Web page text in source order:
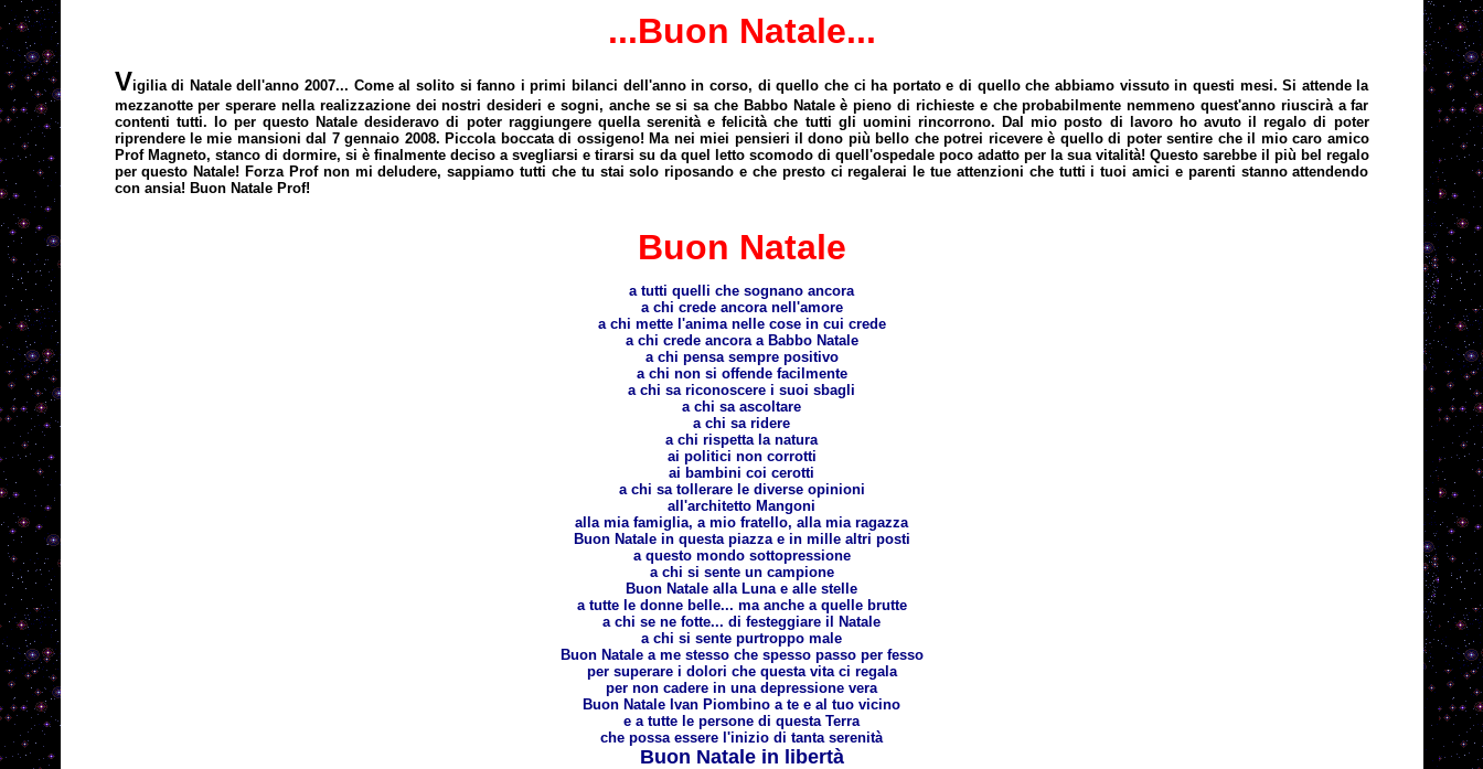
...Buon Natale...
Vigilia di Natale dell'anno 2007... Come al solito si fanno i primi bilanci dell'anno in corso, di quello che ci ha portato e di quello che abbiamo vissuto in questi mesi. Si attende la
mezzanotte per sperare nella realizzazione dei nostri desideri e sogni, anche se si sa che Babbo Natale è pieno di richieste e che probabilmente nemmeno quest'anno riuscirà a far
contenti tutti. Io per questo Natale desideravo di poter raggiungere quella serenità e felicità che tutti gli uomini rincorrono. Dal mio posto di lavoro ho avuto il regalo di poter
riprendere le mie mansioni dal 7 gennaio 2008. Piccola boccata di ossigeno! Ma nei miei pensieri il dono più bello che potrei ricevere è quello di poter sentire che il mio caro amico
Prof Magneto, stanco di dormire, si è finalmente deciso a svegliarsi e tirarsi su da quel letto scomodo di quell'ospedale poco adatto per la sua vitalità! Questo sarebbe il più bel regalo
per questo Natale! Forza Prof non mi deludere, sappiamo tutti che tu stai solo riposando e che presto ci regalerai le tue attenzioni che tutti i tuoi amici e parenti stanno attendendo
con ansia! Buon Natale Prof!
Buon Natale
a tutti quelli che sognano ancora
a chi crede ancora nell'amore
a chi mette l'anima nelle cose in cui crede
a chi crede ancora a Babbo Natale
a chi pensa sempre positivo
a chi non si offende facilmente
a chi sa riconoscere i suoi sbagli
a chi sa ascoltare
a chi sa ridere
a chi rispetta la natura
ai politici non corrotti
ai bambini coi cerotti
a chi sa tollerare le diverse opinioni
all'architetto Mangoni
alla mia famiglia, a mio fratello, alla mia ragazza
Buon Natale in questa piazza e in mille altri posti
a questo mondo sottopressione
a chi si sente un campione
Buon Natale alla Luna e alle stelle
a tutte le donne belle... ma anche a quelle brutte
a chi se ne fotte... di festeggiare il Natale
a chi si sente purtroppo male
Buon Natale a me stesso che spesso passo per fesso
per superare i dolori che questa vita ci regala
per non cadere in una depressione vera
Buon Natale Ivan Piombino a te e al tuo vicino
e a tutte le persone di questa Terra
che possa essere l'inizio di tanta serenità
Buon Natale in libertà